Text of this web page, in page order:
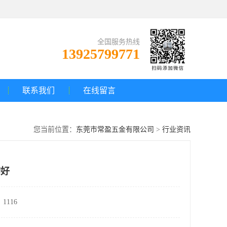
全国服务热线
13925799771
联系我们 在线留言
您当前位置： 东莞市常盈五金有限公司 > 行业资讯
1116